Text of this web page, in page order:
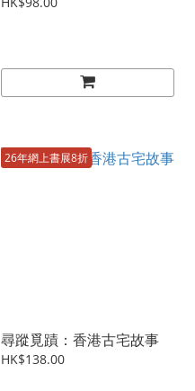
26年網上書展8折
尋蹤覓蹟：香港古宅故事
HK$138.00